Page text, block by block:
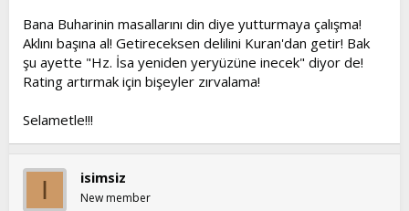
Bana Buharinin masallarını din diye yutturmaya çalışma!
Aklını başına al! Getireceksen delilini Kuran'dan getir! Bak
şu ayette "Hz. İsa yeniden yeryüzüne inecek" diyor de!
Rating artırmak için bişeyler zırvalama!
Selametle!!!
I isimsiz
New member